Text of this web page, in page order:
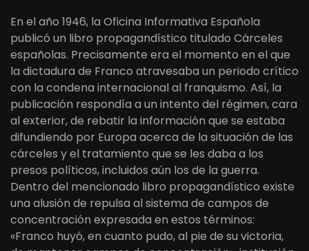
En el año 1946, la Oficina Informativa Española
publicó un libro propagandístico titulado Cárceles
españolas. Precisamente era el momento en el que
la dictadura de Franco atravesaba un periodo crítico
con la condena internacional al franquismo. Así, la
publicación respondía a un intento del régimen, cara
al exterior, de rebatir la información que se estaba
difundiendo por Europa acerca de la situación de las
cárceles y el tratamiento que se les daba a los
presos políticos, incluidos aún los de la guerra.
Dentro del mencionado libro propagandístico existe
una alusión de repulsa al sistema de campos de
concentración expresada en estos términos:
«Franco huyó, en cuanto pudo, al pie de su victoria,